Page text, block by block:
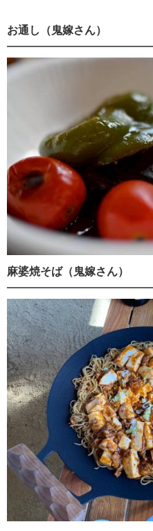
お通し（鬼嫁さん）
麻婆焼そば（鬼嫁さん）